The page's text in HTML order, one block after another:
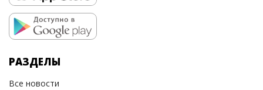
РАЗДЕЛЫ
Все новости